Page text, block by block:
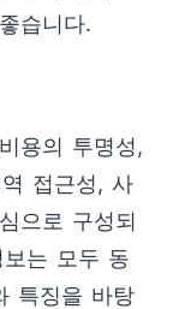
습니다.
용의 투명성,
접근성, 사
으로 구성되
는 모두 동
특징을 바탕